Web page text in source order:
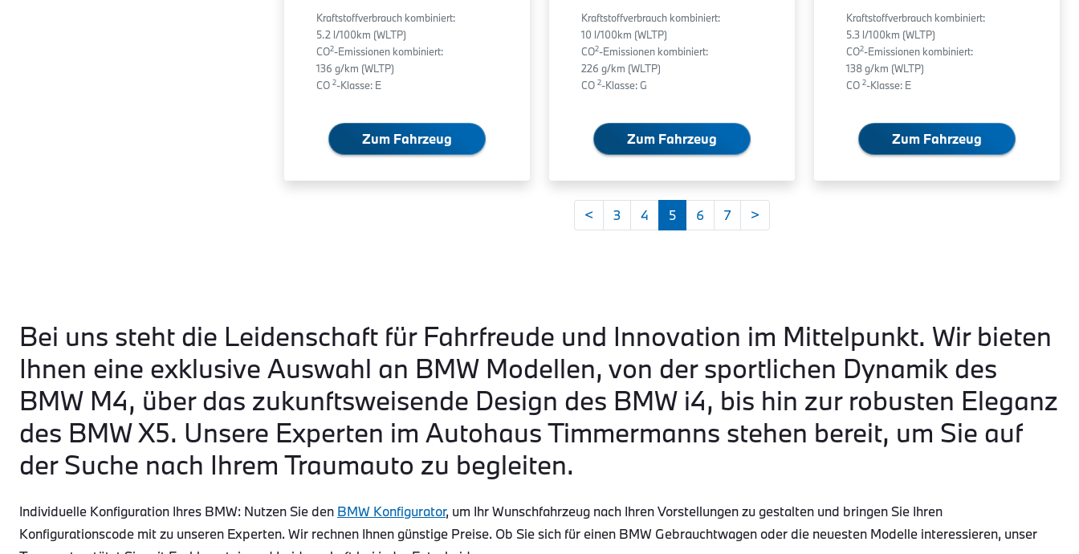
Kraftstoffverbrauch kombiniert:
5.2 l/100km (WLTP)
CO2-Emissionen kombiniert:
136 g/km (WLTP)
CO 2-Klasse: E
Zum Fahrzeug
Kraftstoffverbrauch kombiniert:
10 l/100km (WLTP)
CO2-Emissionen kombiniert:
226 g/km (WLTP)
CO 2-Klasse: G
Zum Fahrzeug
Kraftstoffverbrauch kombiniert:
5.3 l/100km (WLTP)
CO2-Emissionen kombiniert:
138 g/km (WLTP)
CO 2-Klasse: E
Zum Fahrzeug
< 3 4 5 6 7 >
Bei uns steht die Leidenschaft für Fahrfreude und Innovation im Mittelpunkt. Wir bieten
Ihnen eine exklusive Auswahl an BMW Modellen, von der sportlichen Dynamik des
BMW M4, über das zukunftsweisende Design des BMW i4, bis hin zur robusten Eleganz
des BMW X5. Unsere Experten im Autohaus Timmermanns stehen bereit, um Sie auf
der Suche nach Ihrem Traumauto zu begleiten.
Individuelle Konfiguration Ihres BMW: Nutzen Sie den BMW Konfigurator, um Ihr Wunschfahrzeug nach Ihren Vorstellungen zu gestalten und bringen Sie Ihren
Konfigurationscode mit zu unseren Experten. Wir rechnen Ihnen günstige Preise. Ob Sie sich für einen BMW Gebrauchtwagen oder die neuesten Modelle interessieren, unser